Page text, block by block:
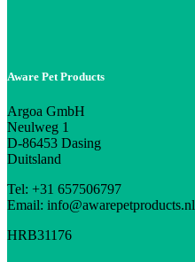
Aware Pet Products
Argoa GmbH
Neulweg 1
D-86453 Dasing
Duitsland
Tel: +31 657506797
Email: info@awarepetproducts.nl
HRB31176